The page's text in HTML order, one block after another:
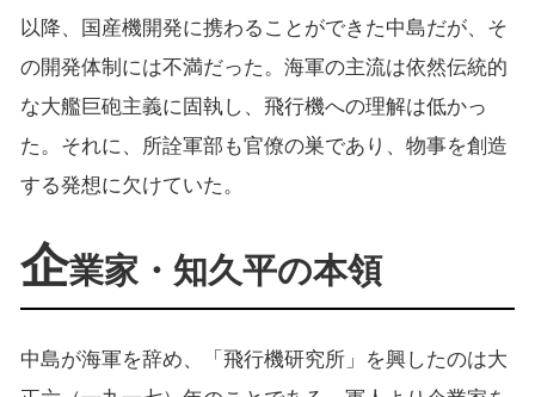
以降、国産機開発に携わることができた中島だが、そ
の開発体制には不満だった。海軍の主流は依然伝統的
な大艦巨砲主義に固執し、飛行機への理解は低かっ
た。それに、所詮軍部も官僚の巣であり、物事を創造
する発想に欠けていた。
企業家・知久平の本領
中島が海軍を辞め、「飛行機研究所」を興したのは大